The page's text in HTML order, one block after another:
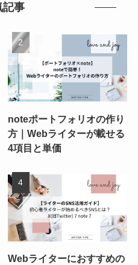
記事
noteポートフォリオの作り
方｜Webライターが載せる
4項目と単価
Webライターにおすすめの